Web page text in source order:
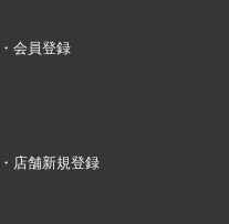
会員登録
店舗新規登録